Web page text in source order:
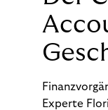
Experte